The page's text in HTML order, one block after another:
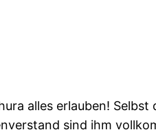
alles erlauben! Selbst
sind ihm